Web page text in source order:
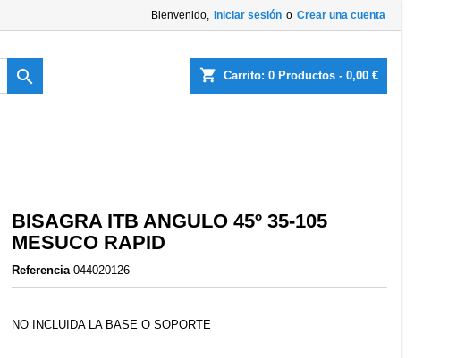
Bienvenido, Iniciar sesión o Crear una cuenta
shopping_cart Carrito: 0 Productos - 0,00 €

BISAGRA ITB ANGULO 45º 35-105
MESUCO RAPID
Referencia 044020126
NO INCLUIDA LA BASE O SOPORTE